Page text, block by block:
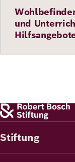
und
Stiftung